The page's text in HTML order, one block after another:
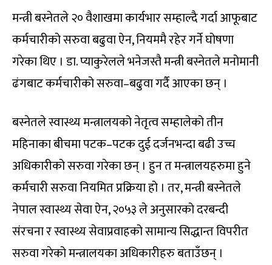
मन्त्री बस्नेतले २० वैशाखमा कार्यभार सम्हाल्दै गर्दा आफूबाट
कर्मचारीको सरुवा बढुवा ऐन, नियममै रहेर गर्ने घोषणा
गरेका थिए । डा. प्याकुरेलले भनेजस्तै मन्त्री बस्नेतले मनोमानी
ढंगबाट कर्मचारीको सरुवा–बढुवा गर्दै आएका छन् ।
बस्नेतले स्वास्थ्य मन्त्रालयको नेतृत्व सम्हालेको तीन
महिनाका बीचमा पटक–पटक दुई दर्जनभन्दा बढी उच्च
अधिकारीको सरुवा गरेका छन् । हुन त मन्त्रालयहरुमा हुने
कर्मचारी सरुवा नियमित प्रक्रिया हो । तर, मन्त्री बस्नेतले
नेपाल स्वास्थ्य सेवा ऐन, २०५३ ले अनुसारको दरबन्दी
संरचना र स्वास्थ्य सेवाप्रवाहको सामान्य सिद्धान्त विपरीत
सरुवा गरेको मन्त्रालयका अधिकारीहरु बताउँछन् ।